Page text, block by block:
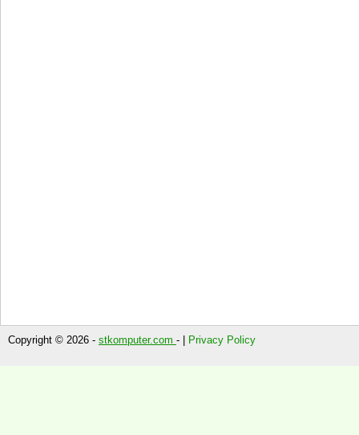
Copyright © 2026 - stkomputer.com - | Privacy Policy